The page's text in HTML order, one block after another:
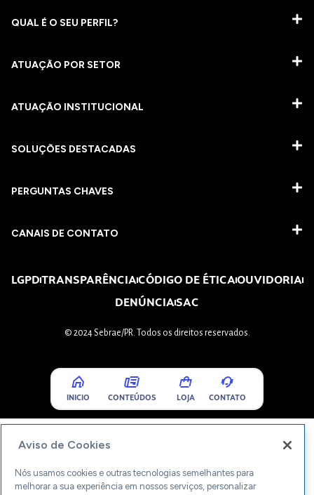
QUAL É O SEU PERFIL?
ATUAÇÃO POR SETOR
ATUAÇÃO INSTITUCIONAL
SOLUÇÕES DESTACADAS
PERGUNTAS CHAVES​
CANAIS DE CONTATO
LGPDTRANSPARÊNCIACÓDIGO DE ÉTICAOUVIDORIA
DENÚNCIASAC
© 2024 Sebrae/PR. Todos os direitos reservados.
INICIO CONTEÚDOS LOJA CONTATO
Aviso de Cookies
Nós usamos cookies e outras tecnologias semelhantes para
melhorar a sua experiência em nossos serviços, personalizar